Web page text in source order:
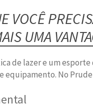
VOCÊ
UMA
de lazer e um
equipamento. No